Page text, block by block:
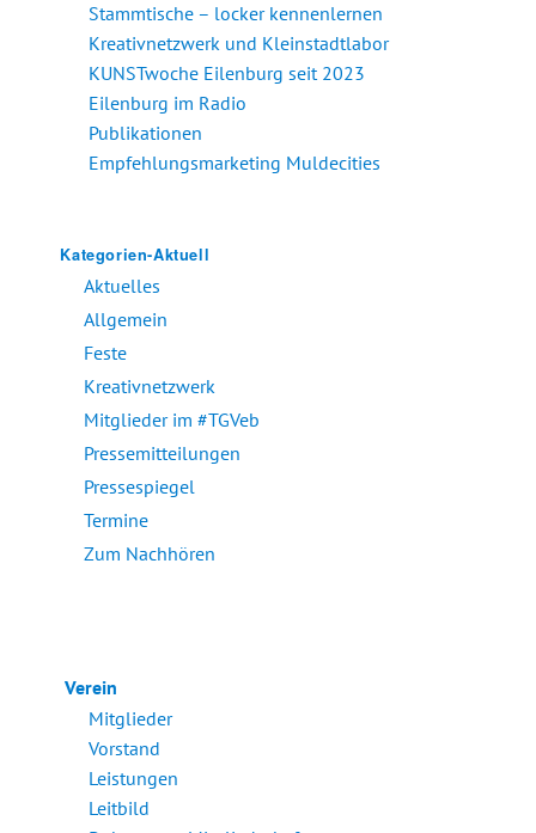
Stammtische – locker kennenlernen
Kreativnetzwerk und Kleinstadtlabor
KUNSTwoche Eilenburg seit 2023
Eilenburg im Radio
Publikationen
Empfehlungsmarketing Muldecities
Kategorien-Aktuell
Aktuelles
Allgemein
Feste
Kreativnetzwerk
Mitglieder im #TGVeb
Pressemitteilungen
Pressespiegel
Termine
Zum Nachhören
Verein
Mitglieder
Vorstand
Leistungen
Leitbild